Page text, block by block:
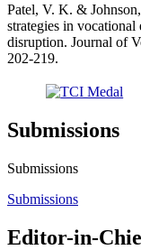
Patel, V. K. &
strategies in
disruption. Journal of
202-219.
Submissions
Submissions
Submissions
Editor-in-